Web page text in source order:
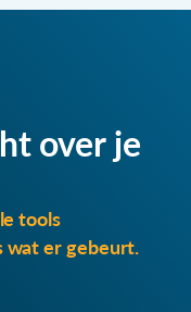
over je
tools
wat er gebeurt.